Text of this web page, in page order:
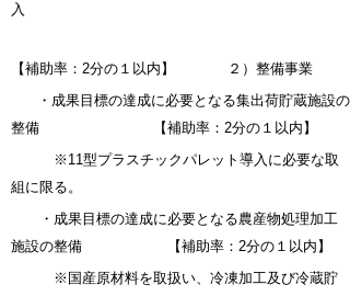
【補助率：2分の１以内】
２）整備事業
・成果目標の達成に必要となる集出荷貯蔵施設の
整備 【補助率：2分の１以内】
※11型プラスチックパレット導入に必要な取
組に限る。
・成果目標の達成に必要となる農産物処理加工
施設の整備 【補助率：2分の１以内】
※国産原材料を取扱い、冷凍加工及び冷蔵貯